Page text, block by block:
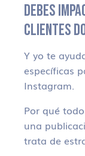
DEBES
CLIENTES
Y yo te
específicas
Instagram.
Por qué
una
trata de